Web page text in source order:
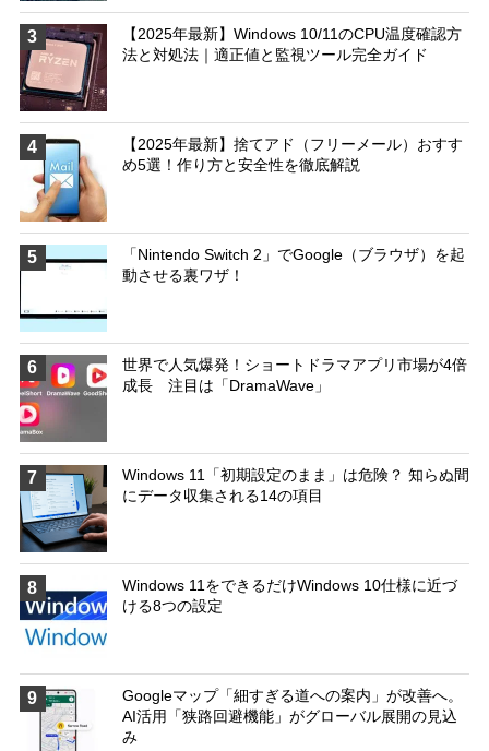
3
【2025年最新】Windows 10/11のCPU温度確認方
法と対処法｜適正値と監視ツール完全ガイド
4
【2025年最新】捨てアド（フリーメール）おすす
め5選！作り方と安全性を徹底解説
5
「Nintendo Switch 2」でGoogle（ブラウザ）を起
動させる裏ワザ！
6
世界で人気爆発！ショートドラマアプリ市場が4倍
成長 注目は「DramaWave」
7
Windows 11「初期設定のまま」は危険？ 知らぬ間
にデータ収集される14の項目
8
Windows 11をできるだけWindows 10仕様に近づ
ける8つの設定
9
Googleマップ「細すぎる道への案内」が改善へ。
AI活用「狭路回避機能」がグローバル展開の見込
み